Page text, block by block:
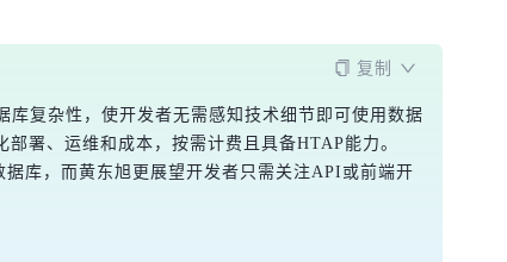
复制
库复杂性，使开发者无需感知技术细节即可使用数据
署、运维和成本，按需计费且具备HTAP能力。
库，而黄东旭更展望开发者只需关注API或前端开